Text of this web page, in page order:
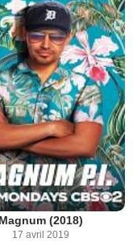
Magnum (2018)
17 avril 2019